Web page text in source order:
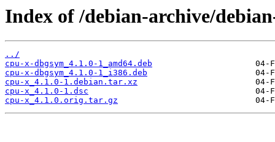
Index of /debian-archive/
../
cpu-x-dbgsym_4.1.0-1_amd64.deb
cpu-x-dbgsym_4.1.0-1_i386.deb
cpu-x_4.1.0-1.debian.tar.xz
cpu-x_4.1.0-1.dsc
cpu-x_4.1.0.orig.tar.gz